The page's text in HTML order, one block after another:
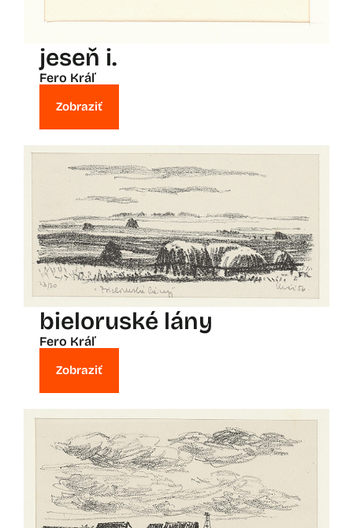
jeseň i.
Fero Kráľ
Zobraziť
bieloruské lány
Fero Kráľ
Zobraziť